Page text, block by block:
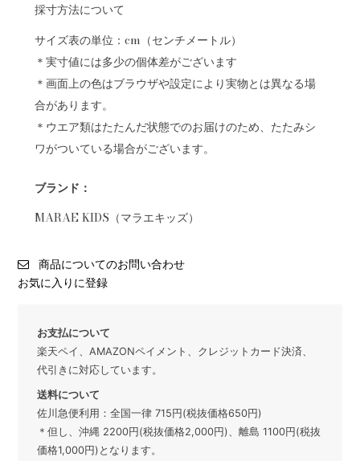
採寸方法について
サイズ表の単位：cm（センチメートル）
＊実寸値には多少の個体差がございます
＊画面上の色はブラウザや設定により実物とは異なる場
合があります。
＊ウエア類はたたんだ状態でのお届けのため、たたみシ
ワがついている場合がございます。
ブランド：
MARAE KIDS（マラエキッズ）
商品についてのお問い合わせ
お気に入りに登録
お支払について
楽天ペイ、AMAZONペイメント、クレジットカード決済、
代引きに対応しています。
送料について
佐川急便利用：全国一律 715円(税抜価格650円)
＊但し、沖縄 2200円(税抜価格2,000円)、離島 1100円(税抜
価格1,000円)となります。